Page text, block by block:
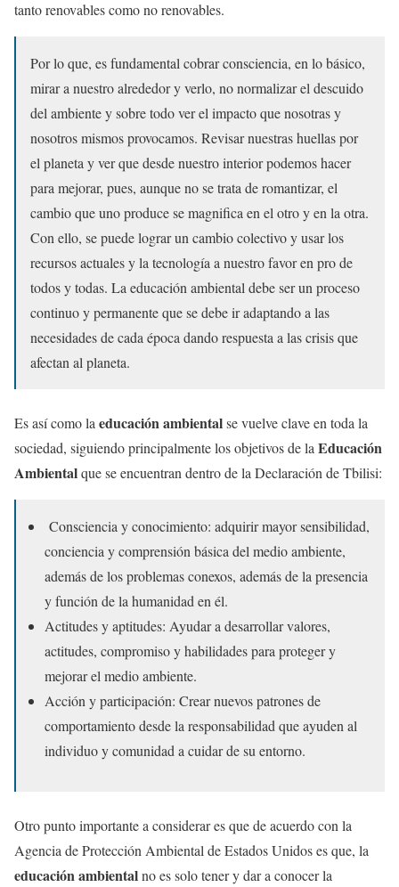
tanto renovables como no renovables.
Por lo que, es fundamental cobrar consciencia, en lo básico,
mirar a nuestro alrededor y verlo, no normalizar el descuido
del ambiente y sobre todo ver el impacto que nosotras y
nosotros mismos provocamos. Revisar nuestras huellas por
el planeta y ver que desde nuestro interior podemos hacer
para mejorar, pues, aunque no se trata de romantizar, el
cambio que uno produce se magnifica en el otro y en la otra.
Con ello, se puede lograr un cambio colectivo y usar los
recursos actuales y la tecnología a nuestro favor en pro de
todos y todas. La educación ambiental debe ser un proceso
continuo y permanente que se debe ir adaptando a las
necesidades de cada época dando respuesta a las crisis que
afectan al planeta.
Es así como laeducación ambientalse vuelve clave en toda la
sociedad, siguiendo principalmente los objetivos de laEducación
Ambientalque se encuentran dentro de la Declaración de Tbilisi:
Consciencia y conocimiento: adquirir mayor sensibilidad,
conciencia y comprensión básica del medio ambiente,
además de los problemas conexos, además de la presencia
y función de la humanidad en él.
Actitudes y aptitudes: Ayudar a desarrollar valores,
actitudes, compromiso y habilidades para proteger y
mejorar el medio ambiente.
Acción y participación: Crear nuevos patrones de
comportamiento desde la responsabilidad que ayuden al
individuo y comunidad a cuidar de su entorno.
Otro punto importante a considerar es que de acuerdo con la
Agencia de Protección Ambiental de Estados Unidos es que, la
educación ambientalno es solo tener y dar a conocer la